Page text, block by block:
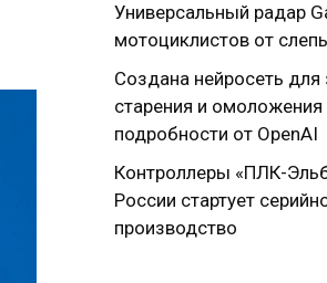
Универсальный радар
мотоциклистов от
Создана нейросеть
старения и омоложения
подробности от OpenAI
Контроллеры «ПЛК-
России стартует
производство